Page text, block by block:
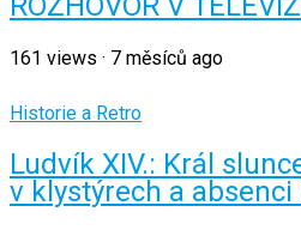
161 views · 7 měsíců ago
Historie a Retro
Ludvík XIV.: Král
v klystýrech a absenci